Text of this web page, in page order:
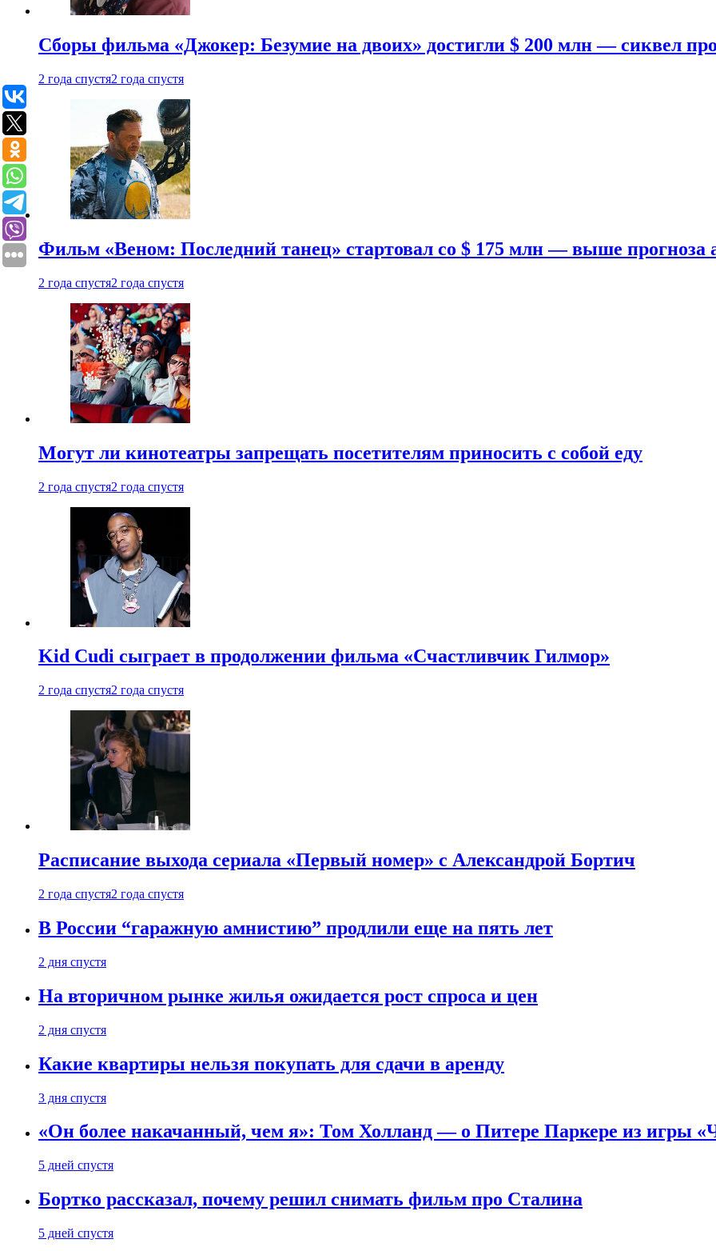
Сборы фильма «Джокер: Безумие на двоих» достигли $ 200 млн — сиквел
2 года спустя2 года спустя
Фильм «Веном: Последний танец» стартовал со $ 175 млн — выше прогноза
2 года спустя2 года спустя
Могут ли кинотеатры запрещать посетителям приносить с собой еду
2 года спустя2 года спустя
Kid Cudi сыграет в продолжении фильма «Счастливчик Гилмор»
2 года спустя2 года спустя
Расписание выхода сериала «Первый номер» с Александрой Бортич
2 года спустя2 года спустя
В России “гаражную амнистию” продлили еще на пять лет
2 дня спустя
На вторичном рынке жилья ожидается рост спроса и цен
2 дня спустя
Какие квартиры нельзя покупать для сдачи в аренду
3 дня спустя
«Он более накачанный, чем я»: Том Холланд — о Питере Паркере из игры
5 дней спустя
Бортко рассказал, почему решил снимать фильм про Сталина
5 дней спустя